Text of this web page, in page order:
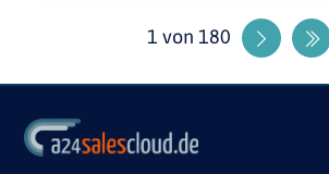
1 von 180 Nächste